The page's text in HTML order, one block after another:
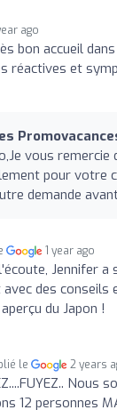
ago
bon accueil
et
vous
pour votre
demande
1 year ago
Jennifer
des conseils
du Japon !
le 2 years
12 personnes